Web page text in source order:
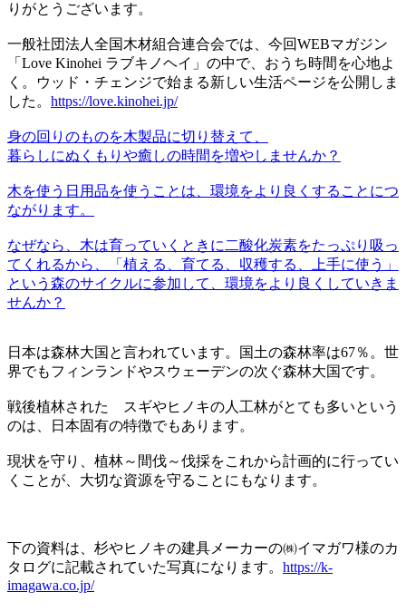
りがとうございます。
一般社団法人全国木材組合連合会では、今回WEBマガジン
「Love Kinohei ラブキノヘイ」の中で、おうち時間を心地よ
く。ウッド・チェンジで始まる新しい生活ページを公開しま
した。 https://love.kinohei.jp/
身の回りのものを木製品に切り替えて、
暮らしにぬくもりや癒しの時間を増やしませんか？
木を使う日用品を使うことは、環境をより良くすることにつ
ながります。
なぜなら、木は育っていくときに二酸化炭素をたっぷり吸っ
てくれるから、「植える、育てる、収穫する、上手に使う」
という森のサイクルに参加して、環境をより良くしていきま
せんか？
日本は森林大国と言われています。国土の森林率は67％。世
界でもフィンランドやスウェーデンの次ぐ森林大国です。
戦後植林された スギやヒノキの人工林がとても多いという
のは、日本固有の特徴でもあります。
現状を守り、植林～間伐～伐採をこれから計画的に行ってい
くことが、大切な資源を守ることにもなります。
下の資料は、杉やヒノキの建具メーカーの㈱イマガワ様のカ
タログに記載されていた写真になります。 https://k-
imagawa.co.jp/